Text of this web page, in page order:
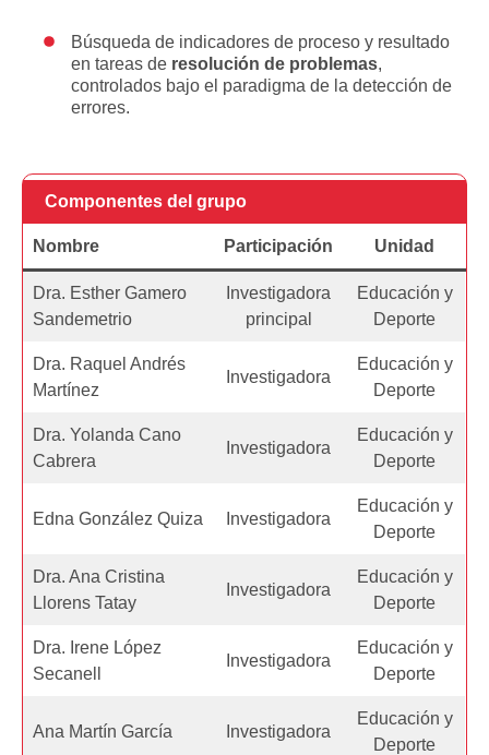
Búsqueda de indicadores de proceso y resultado
en tareas de resolución de problemas,
controlados bajo el paradigma de la detección de
errores.
Componentes del grupo
Nombre Participación Unidad
Dra. Esther Gamero
Sandemetrio
Investigadora
principal
Educación y
Deporte
Dra. Raquel Andrés
Martínez
Investigadora
Educación y
Deporte
Dra. Yolanda Cano
Cabrera
Investigadora
Educación y
Deporte
Edna González Quiza Investigadora
Educación y
Deporte
Dra. Ana Cristina
Llorens Tatay
Investigadora
Educación y
Deporte
Dra. Irene López
Secanell
Investigadora
Educación y
Deporte
Ana Martín García Investigadora
Educación y
Deporte